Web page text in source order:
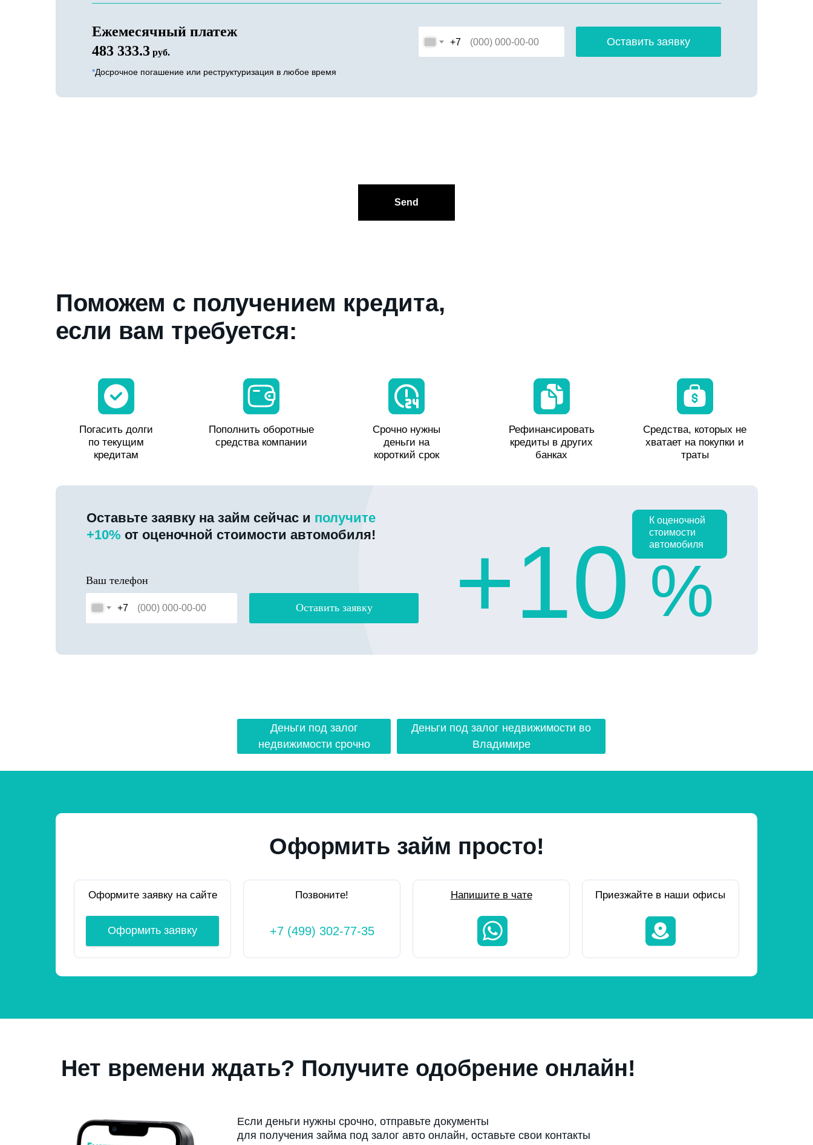
Оставить заявку
+7
Ежемесячный платеж
483 333.3 руб.
*Досрочное погашение или реструктуризация в любое время
Send
Поможем с получением кредита,
если вам требуется:
Ваш телефон
+7 Оставить заявку
Пополнить оборотные
средства компании
Срочно нужны
деньги на
короткий срок
Оставьте заявку на займ сейчас и получите
+10% от оценочной стоимости автомобиля!
Средства, которых не
хватает на покупки и
траты
Погасить долги
по текущим
кредитам
Рефинансировать
кредиты в других
банках
%
К оценочной
стоимости
автомобиля
+10
Деньги под залог недвижимости во
Владимире
Деньги под залог
недвижимости срочно
Оформить займ просто!
Позвоните! Напишите в чате
Оформить заявку
Оформите заявку на сайте Приезжайте в наши офисы
+7 (499) 302-77-35
Нет времени ждать? Получите одобрение онлайн!
Если деньги нужны срочно, отправьте документы
для получения займа под залог авто онлайн, оставьте свои контакты